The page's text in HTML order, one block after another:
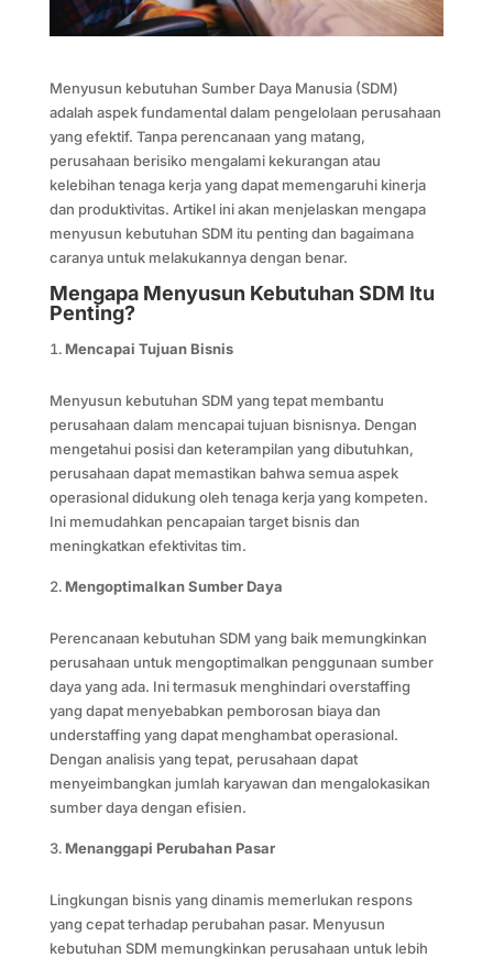
Menyusun kebutuhan Sumber Daya Manusia (SDM)
adalah aspek fundamental dalam pengelolaan perusahaan
yang efektif. Tanpa perencanaan yang matang,
perusahaan berisiko mengalami kekurangan atau
kelebihan tenaga kerja yang dapat memengaruhi kinerja
dan produktivitas. Artikel ini akan menjelaskan mengapa
menyusun kebutuhan SDM itu penting dan bagaimana
caranya untuk melakukannya dengan benar.
Mengapa Menyusun Kebutuhan SDM Itu
Penting?
Mencapai Tujuan Bisnis
Menyusun kebutuhan SDM yang tepat membantu
perusahaan dalam mencapai tujuan bisnisnya. Dengan
mengetahui posisi dan keterampilan yang dibutuhkan,
perusahaan dapat memastikan bahwa semua aspek
operasional didukung oleh tenaga kerja yang kompeten.
Ini memudahkan pencapaian target bisnis dan
meningkatkan efektivitas tim.
Mengoptimalkan Sumber Daya
Perencanaan kebutuhan SDM yang baik memungkinkan
perusahaan untuk mengoptimalkan penggunaan sumber
daya yang ada. Ini termasuk menghindari overstaffing
yang dapat menyebabkan pemborosan biaya dan
understaffing yang dapat menghambat operasional.
Dengan analisis yang tepat, perusahaan dapat
menyeimbangkan jumlah karyawan dan mengalokasikan
sumber daya dengan efisien.
Menanggapi Perubahan Pasar
Lingkungan bisnis yang dinamis memerlukan respons
yang cepat terhadap perubahan pasar. Menyusun
kebutuhan SDM memungkinkan perusahaan untuk lebih